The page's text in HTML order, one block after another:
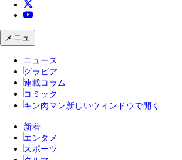
メニュ
ニュース
グラビア
連載コラム
コミック
キン肉マン 新しいウィンドウで開く
新着
エンタメ
スポーツ